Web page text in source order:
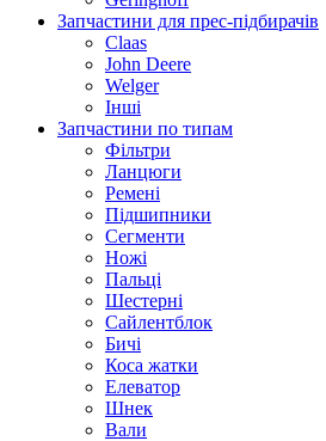
Запчастини для прес-підбирачів
Claas
John Deere
Welger
Інші
Запчастини по типам
Фільтри
Ланцюги
Ремені
Підшипники
Сегменти
Ножі
Пальці
Шестерні
Сайлентблок
Бичі
Коса жатки
Елеватор
Шнек
Вали